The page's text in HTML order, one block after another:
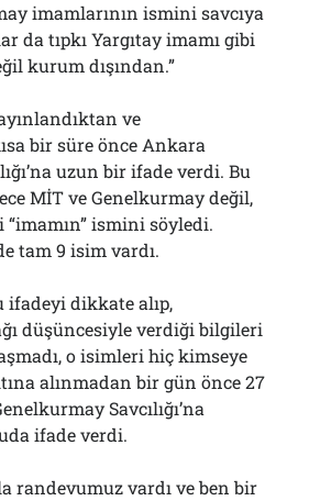
imamlarının ismini savcıya
da tıpkı Yargıtay imamı gibi
kurum dışından.”
ve
bir süre önce Ankara
uzun bir ifade verdi. Bu
MİT ve Genelkurmay değil,
ismini söyledi.
tam 9 isim vardı.
ifadeyi dikkate alıp,
düşüncesiyle verdiği bilgileri
o isimleri hiç kimseye
alınmadan bir gün önce 27
Savcılığı’na
ifade verdi.
randevumuz vardı ve ben bir